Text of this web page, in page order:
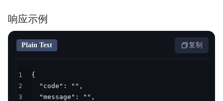
响应示例
Plain Text 复制
1
2
3